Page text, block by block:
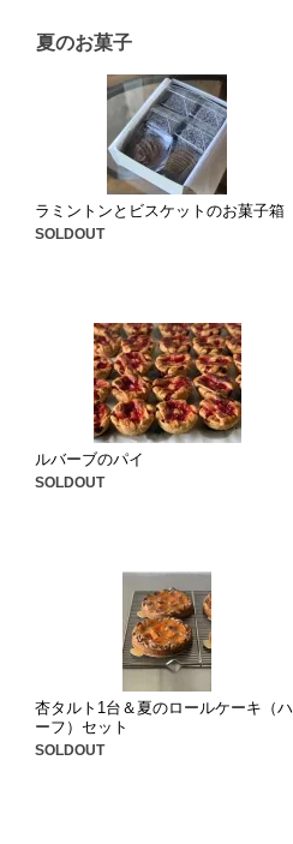
夏のお菓子
ラミントンとビスケットのお菓子箱
SOLDOUT
ルバーブのパイ
SOLDOUT
杏タルト1台＆夏のロールケーキ（ハ
ーフ）セット
SOLDOUT